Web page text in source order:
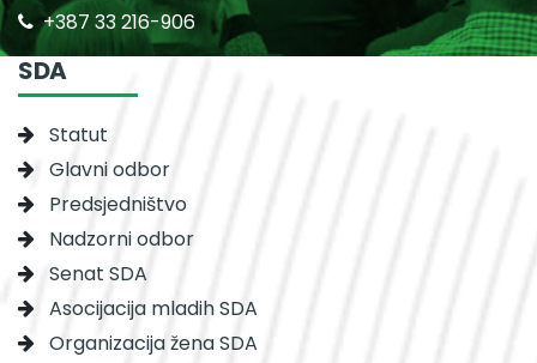
+387 33 216-906
SDA
Statut
Glavni odbor
Predsjedništvo
Nadzorni odbor
Senat SDA
Asocijacija mladih SDA
Organizacija žena SDA